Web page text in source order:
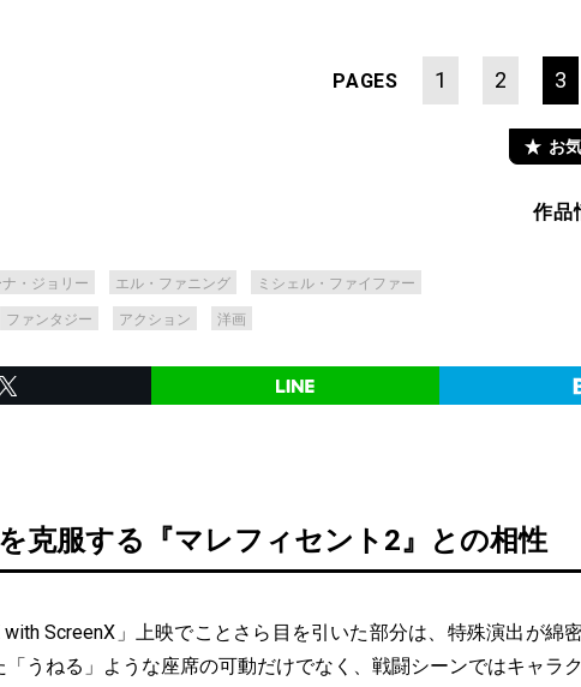
PAGES 1 2 3
お
・ジョリー エル・ファニング ミシェル・ファイファー
ファンタジー アクション 洋画
作品
を克服する『マレフィセント2』との相性
ScreenX」上映でことさら目を引いた部分は、特殊演出が綿
うねる」ような座席の可動だけでなく、戦闘シーンではキャラク